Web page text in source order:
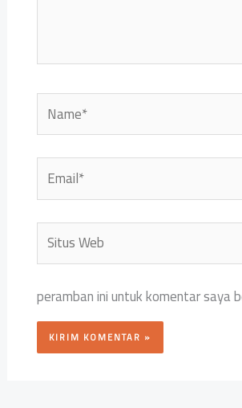
Name*
Email*
Situs
Web
peramban ini untuk komentar saya